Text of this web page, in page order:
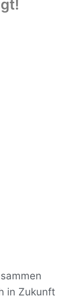
in Zukunft